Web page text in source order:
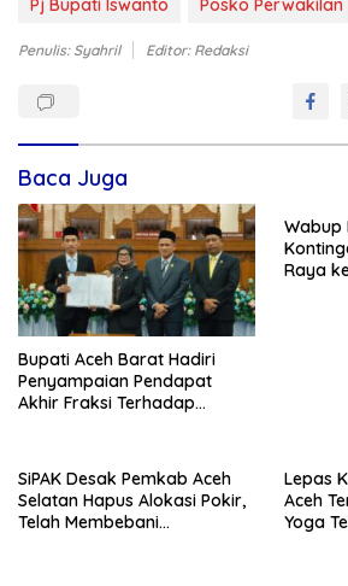
Pj Bupati Iswanto
Posko Perwakilan
Penulis: Syahril Editor: Redaksi
Baca Juga
Bupati Aceh Barat Hadiri
Penyampaian Pendapat
Akhir Fraksi Terhadap
Wabup
Raya
SiPAK Desak Pemkab Aceh
Selatan Hapus Alokasi Pokir,
Telah Membebani
Lepas
Aceh
Yoga